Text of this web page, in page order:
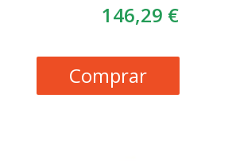
146,29 €
Comprar